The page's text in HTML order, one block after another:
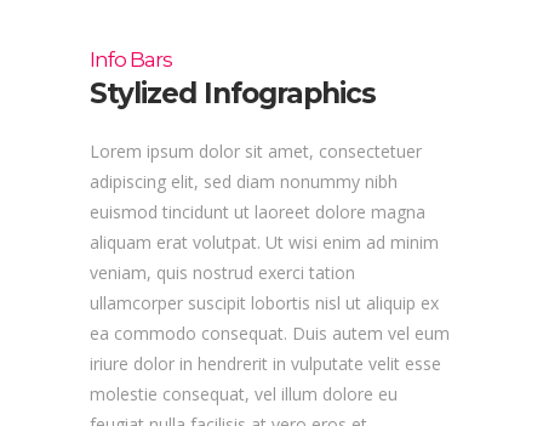
Info Bars
Stylized Infographics
Lorem ipsum dolor sit amet, consectetuer
adipiscing elit, sed diam nonummy nibh
euismod tincidunt ut laoreet dolore magna
aliquam erat volutpat. Ut wisi enim ad minim
veniam, quis nostrud exerci tation
ullamcorper suscipit lobortis nisl ut aliquip ex
ea commodo consequat. Duis autem vel eum
iriure dolor in hendrerit in vulputate velit esse
molestie consequat, vel illum dolore eu